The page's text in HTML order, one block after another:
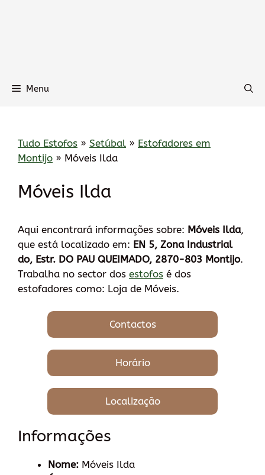
Menu
Tudo Estofos » Setúbal » Estofadores em
Montijo » Móveis Ilda
Móveis Ilda
Aqui encontrará informações sobre: Móveis Ilda,
que está localizado em: EN 5, Zona Industrial
do, Estr. DO PAU QUEIMADO, 2870-803 Montijo.
Trabalha no sector dos estofos é dos
estofadores como: Loja de Móveis.
Contactos
Horário
Localização
Informações
Nome: Móveis Ilda